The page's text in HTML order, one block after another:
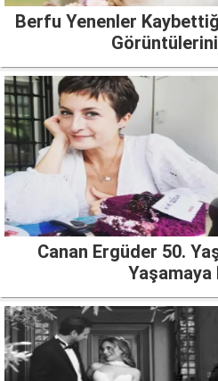
Berfu Yenenler
Canan Ergüder 50.
Yaşamaya